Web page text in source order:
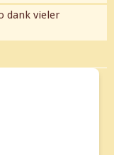
dank vieler